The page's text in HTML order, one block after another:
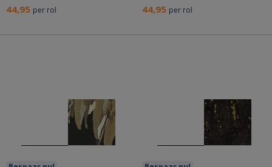
44,95 per rol 44,95 per rol